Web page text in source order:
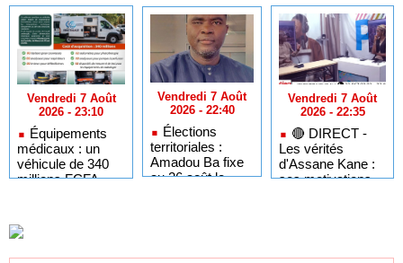
Vendredi 7 Août
2026 - 23:10
Équipements
médicaux : un
véhicule de 340
millions FCFA
Sénégal
Vendredi 7 Août
2026 - 22:40
Élections
territoriales :
Amadou Ba fixe
au 26 août le
Vendredi 7 Août
2026 - 22:35
🔴​ DIRECT -
Les vérités
d'Assane Kane :
ses motivations,